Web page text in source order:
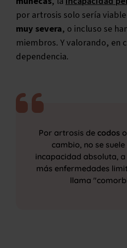
por artrosis solo sería
muy severa, o incluso se
miembros. Y valorando, en
dependencia.
Por artrosis de codos
cambio, no se
incapacidad absoluta,
más enfermedades
llama